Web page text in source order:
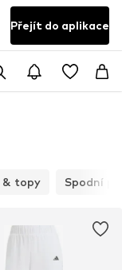
Přejít do aplikace
& topy Spodní